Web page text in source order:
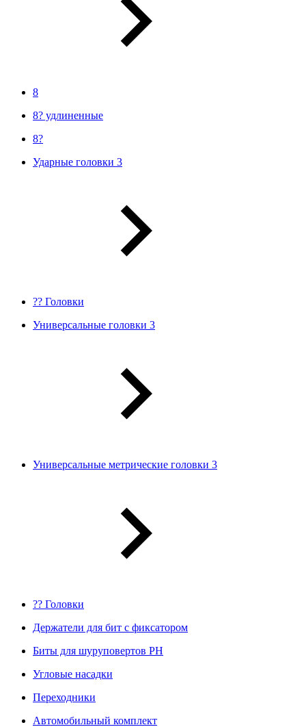
8
8? удлиненные
8?
Ударные головки 3
?? Головки
Универсальные головки 3
Универсальные метрические головки 3
?? Головки
Держатели для бит с фиксатором
Биты для шуруповертов PH
Угловые насадки
Переходники
Автомобильный комплект